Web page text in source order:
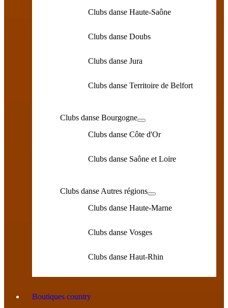
Clubs danse Haute-Saône
Clubs danse Doubs
Clubs danse Jura
Clubs danse Territoire de Belfort
Clubs danse Bourgogne
Clubs danse Côte d'Or
Clubs danse Saône et Loire
Clubs danse Autres régions
Clubs danse Haute-Marne
Clubs danse Vosges
Clubs danse Haut-Rhin
Boutiques country